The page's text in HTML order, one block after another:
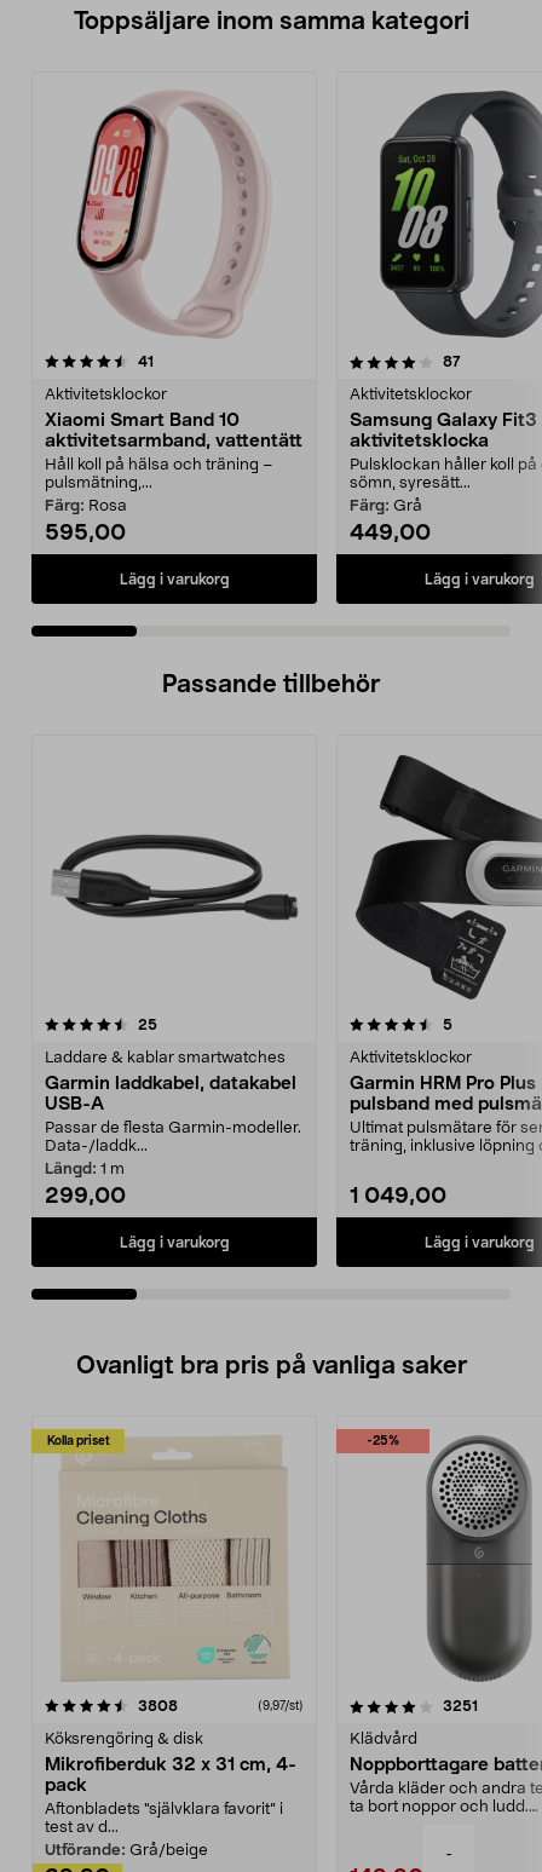
-
Toppsäljare inom samma kategori
41
Aktivitetsklockor
Xiaomi Smart Band 10
aktivitetsarmband, vattentätt
Håll koll på hälsa och träning –
pulsmätning,...
Färg: Rosa
595,00
Lägg i varukorg
4.0 av 5 stjärnor 87recensioner
Aktivitetsklockor
Samsung Galaxy Fit3
aktivitetsklocka
Pulsklockan håller koll på
sömn, syresätt...
Färg: Grå
449,00
Lägg i varukorg
4.5 av 5 stjärnor
Passande tillbehör
25recensioner
Laddare & kablar smartwatches
Garmin laddkabel, datakabel
USB-A
Passar de flesta Garmin-modeller.
Data-/laddk...
Längd: 1 m
299,00
Lägg i varukorg
4.5av 5 stjärnor 5recensioner
Aktivitetsklockor
Garmin HRM Pro Plus
pulsband med
Ultimat pulsmätare för
träning, inklusive löpning
1 049,00
Lägg i varukorg
5.0av 5 stjärnor
Ovanligt bra pris på vanliga saker
Kolla priset
3808recensioner (9,97/st)
Köksrengöring & disk
Mikrofiberduk 32 x 31 cm, 4-
pack
Aftonbladets "självklara favorit” i
test av d...
Utförande: Grå/beige
-25%
4.0av 5 stjärnor 3251
Klädvård
Noppborttagare
Vårda kläder och andra
ta bort noppor och ludd.
4.5av 5 stjärnor